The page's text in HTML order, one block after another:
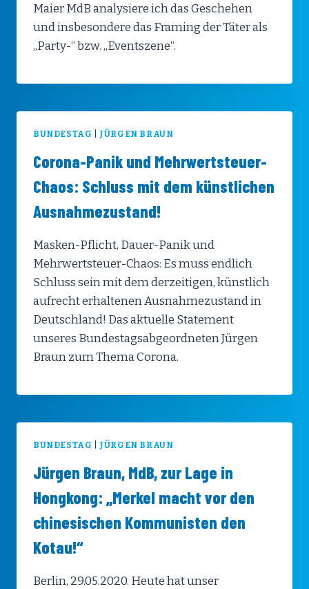
Maier MdB analysiere ich das Geschehen
und insbesondere das Framing der Täter als
„Party-“ bzw. „Eventszene“.
BUNDESTAG JÜRGEN BRAUN
Corona-Panik und Mehrwertsteuer-
Chaos: Schluss mit dem künstlichen
Ausnahmezustand!
Masken-Pflicht, Dauer-Panik und
Mehrwertsteuer-Chaos: Es muss endlich
Schluss sein mit dem derzeitigen, künstlich
aufrecht erhaltenen Ausnahmezustand in
Deutschland! Das aktuelle Statement
unseres Bundestagsabgeordneten Jürgen
Braun zum Thema Corona.
BUNDESTAG JÜRGEN BRAUN
Jürgen Braun, MdB, zur Lage in
Hongkong: „Merkel macht vor den
chinesischen Kommunisten den
Kotau!“
Berlin, 29.05.2020. Heute hat unser